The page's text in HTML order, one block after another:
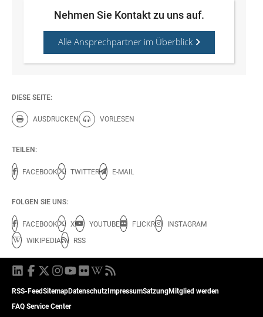
Nehmen Sie Kontakt zu uns auf.
Alle Ansprechpartner im Überblick
DIESE SEITE:
AUSDRUCKEN
Diese Seite drucken.
VORLESEN
Diese Seite vorlesen.
TEILEN:
FACEBOOK TWITTER E-MAIL
FOLGEN SIE UNS:
FACEBOOK X YOUTUBE FLICKR
INSTAGRAM
WIKIPEDIA
RSS
RSS-FeedSitemapDatenschutzImpressumSatzungMitglied werden
FAQ Service Center